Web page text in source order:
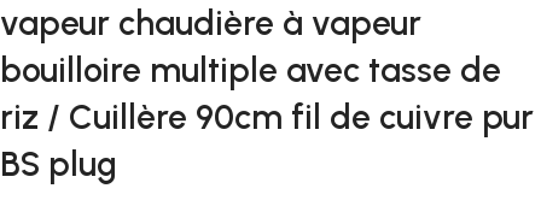
vapeur chaudière à vapeur
bouilloire multiple avec tasse de
riz / Cuillère 90cm fil de cuivre pur
BS plug